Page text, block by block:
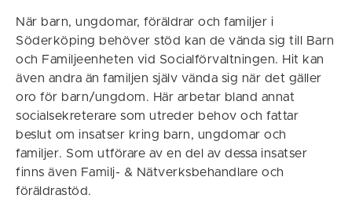
När barn, ungdomar, föräldrar och familjer i
Söderköping behöver stöd kan de vända sig till Barn
och Familjeenheten vid Socialförvaltningen. Hit kan
även andra än familjen själv vända sig när det gäller
oro för barn/ungdom. Här arbetar bland annat
socialsekreterare som utreder behov och fattar
beslut om insatser kring barn, ungdomar och
familjer. Som utförare av en del av dessa insatser
finns även Familj- & Nätverksbehandlare och
föräldrastöd.